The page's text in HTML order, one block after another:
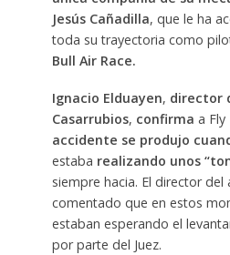
Jesús Cañadilla, que le ha
toda su trayectoria como
Bull Air Race.
Ignacio Elduayen, director
Casarrubios, confirma a Fly
accidente se produjo
estaba realizando unos
siempre hacia. El director
comentado que en estos
estaban esperando el
por parte del Juez.